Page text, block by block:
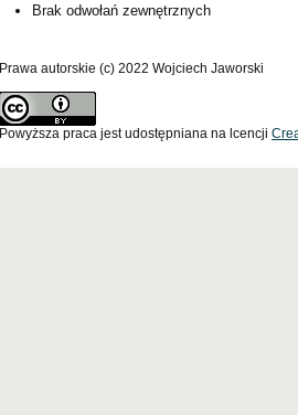
Brak odwołań zewnętrznych
Prawa autorskie (c) 2022 Wojciech Jaworski
Powyższa praca jest udostępniana na lcencji